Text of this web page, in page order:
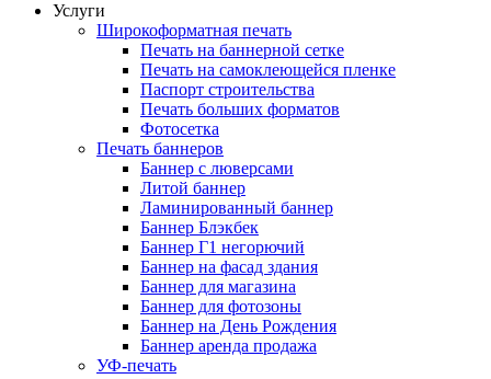
Услуги
Широкоформатная печать
Печать на баннерной сетке
Печать на самоклеющейся пленке
Паспорт строительства
Печать больших форматов
Фотосетка
Печать баннеров
Баннер с люверсами
Литой баннер
Ламинированный баннер
Баннер Блэкбек
Баннер Г1 негорючий
Баннер на фасад здания
Баннер для магазина
Баннер для фотозоны
Баннер на День Рождения
Баннер аренда продажа
УФ-печать